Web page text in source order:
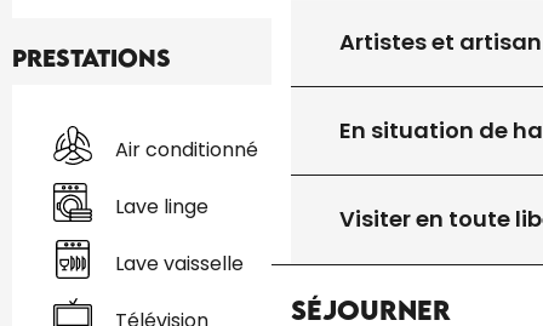
Artistes et
En situation de
Visiter en toute
Séjourner
Prestations
Air conditionné
Lave linge
Lave vaisselle
Télévision